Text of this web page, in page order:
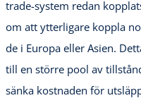
trade-system redan
om att ytterligare koppla
de i Europa eller Asien.
till en större pool av
sänka kostnaden för